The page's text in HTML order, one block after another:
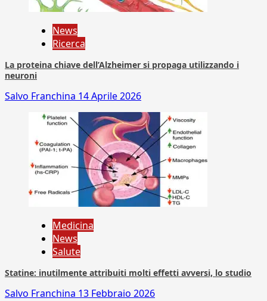
News
Ricerca
La proteina chiave dell’Alzheimer si propaga utilizzando i
neuroni
Salvo Franchina 14 Aprile 2026
Medicina
News
Salute
Statine: inutilmente attribuiti molti effetti avversi, lo studio
Salvo Franchina 13 Febbraio 2026